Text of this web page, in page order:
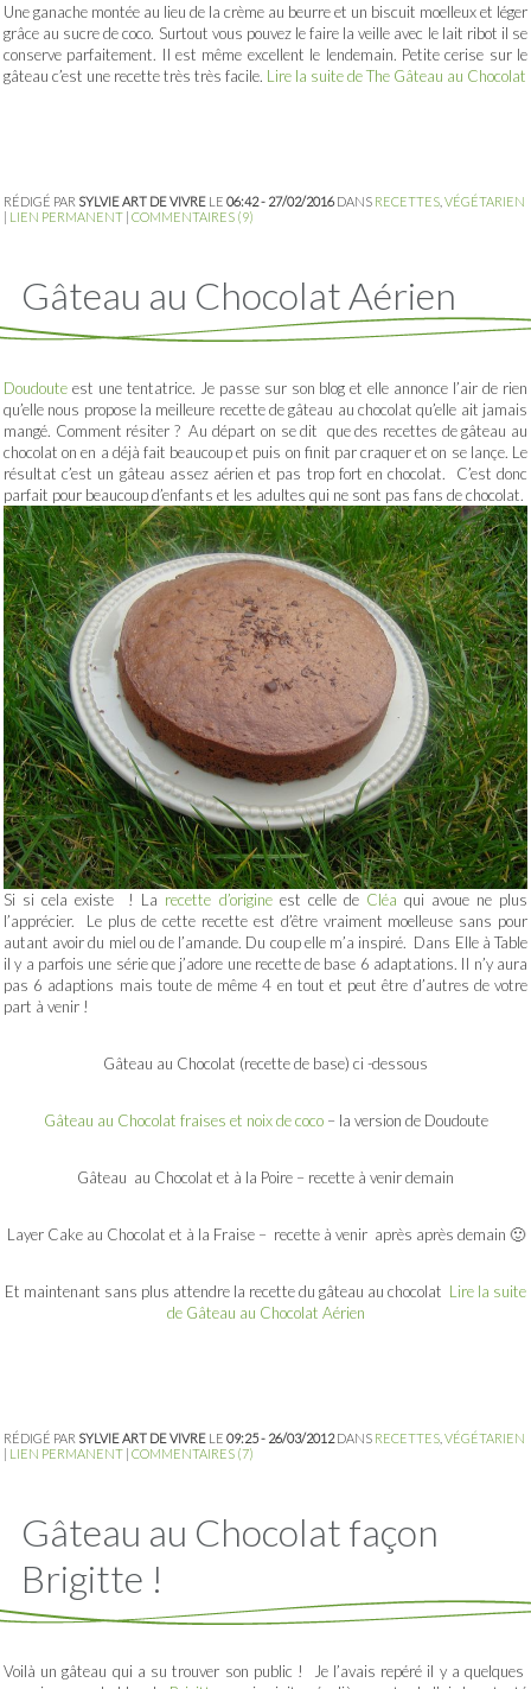
Une ganache montée au lieu de la crème au beurre et un biscuit moelleux et léger
grâce au sucre de coco. Surtout vous pouvez le faire la veille avec le lait ribot il se
conserve parfaitement. Il est même excellent le lendemain. Petite cerise sur le
gâteau c’est une recette très très facile. Lire la suite de The Gâteau au Chocolat
RÉDIGÉ PAR SYLVIE ART DE VIVRE LE 06:42 - 27/02/2016DANS RECETTES VÉGÉTARIEN
| LIEN PERMANENT | COMMENTAIRES (9)
Gâteau au Chocolat Aérien
Doudoute est une tentatrice. Je passe sur son blog et elle annonce l’air de rien
qu’elle nous propose la meilleure recette de gâteau au chocolat qu’elle ait jamais
mangé. Comment résiter ? Au départ on se dit que des recettes de gâteau au
chocolat on en a déjà fait beaucoup et puis on finit par craquer et on se lançe. Le
résultat c’est un gâteau assez aérien et pas trop fort en chocolat. C’est donc
parfait pour beaucoup d’enfants et les adultes qui ne sont pas fans de chocolat.
Si si cela existe ! La recette d’origine est celle de Cléa qui avoue ne plus
l’apprécier. Le plus de cette recette est d’être vraiment moelleuse sans pour
autant avoir du miel ou de l’amande. Du coup elle m’a inspiré. Dans Elle à Table
il y a parfois une série que j’adore une recette de base 6 adaptations. Il n’y aura
pas 6 adaptions mais toute de même 4 en tout et peut être d’autres de votre
part à venir !
Gâteau au Chocolat (recette de base) ci -dessous
Gâteau au Chocolat fraises et noix de coco– la version de Doudoute
Gâteau au Chocolat et à la Poire – recette à venir demain
Layer Cake au Chocolat et à la Fraise – recette à venir après après demain 🙂
Et maintenant sans plus attendre la recette du gâteau au chocolat Lire la suite
de Gâteau au Chocolat Aérien
RÉDIGÉ PAR SYLVIE ART DE VIVRE LE 09:25 - 26/03/2012DANS RECETTES VÉGÉTARIEN
| LIEN PERMANENT | COMMENTAIRES (7)
Gâteau au Chocolat façon
Brigitte !
Voilà un gâteau qui a su trouver son public ! Je l’avais repéré il y a quelques